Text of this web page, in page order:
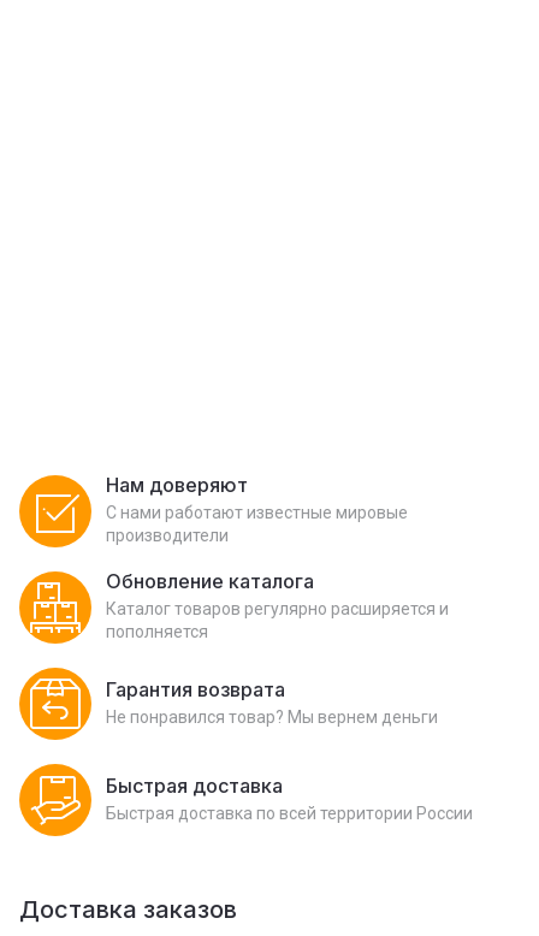
Нам доверяют
С нами работают известные мировые
производители
Обновление каталога
Каталог товаров регулярно расширяется и
пополняется
Гарантия возврата
Не понравился товар? Мы вернем деньги
Быстрая доставка
Быстрая доставка по всей территории России
Доставка заказов